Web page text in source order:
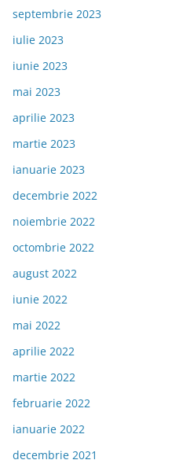
septembrie 2023
iulie 2023
iunie 2023
mai 2023
aprilie 2023
martie 2023
ianuarie 2023
decembrie 2022
noiembrie 2022
octombrie 2022
august 2022
iunie 2022
mai 2022
aprilie 2022
martie 2022
februarie 2022
ianuarie 2022
decembrie 2021